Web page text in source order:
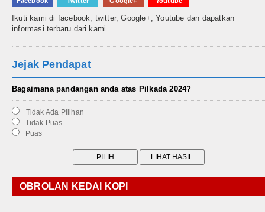
Ikuti kami di facebook, twitter, Google+, Youtube dan dapatkan
informasi terbaru dari kami.
Jejak Pendapat
Bagaimana pandangan anda atas Pilkada 2024?
Tidak Ada Pilihan
Tidak Puas
Puas
OBROLAN KEDAI KOPI